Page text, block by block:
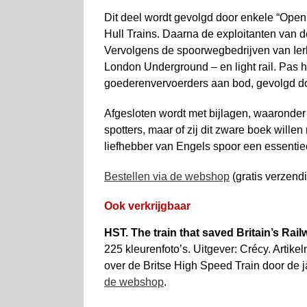
Dit deel wordt gevolgd door enkele
Hull Trains. Daarna de exploitanten van
Vervolgens de spoorwegbedrijven van
London Underground – en light rail. Pas
goederenvervoerders aan bod, gevolgd
Afgesloten wordt met bijlagen,
spotters, maar of zij dit zware boek
liefhebber van Engels spoor een
Bestellen via de webshop (gratis
Ook verkrijgbaar
HST. The train that saved Britain’s
225 kleurenfoto’s. Uitgever: Crécy.
over de Britse High Speed Train door
de webshop.